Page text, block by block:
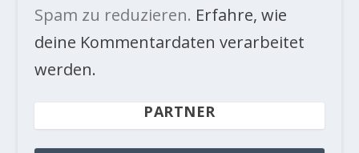
Spam zu reduzieren. Erfahre, wie
deine Kommentardaten verarbeitet
werden.
PARTNER